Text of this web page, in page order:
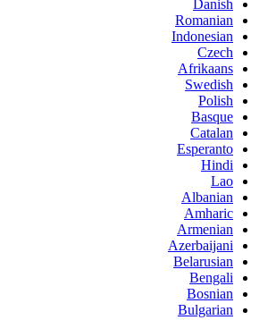
Danish
Romanian
Indonesian
Czech
Afrikaans
Swedish
Polish
Basque
Catalan
Esperanto
Hindi
Lao
Albanian
Amharic
Armenian
Azerbaijani
Belarusian
Bengali
Bosnian
Bulgarian